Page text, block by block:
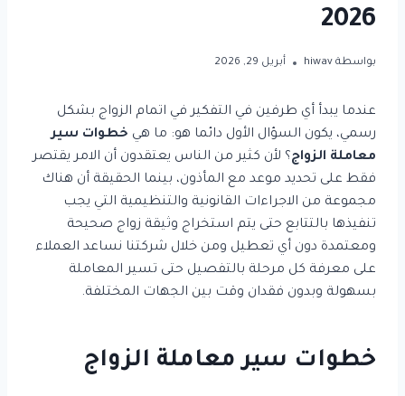
2026
بواسطة hiwav أبريل 29, 2026
عندما يبدأ أي طرفين في التفكير في اتمام الزواج بشكل
رسمي، يكون السؤال الأول دائما هو: ما هي خطوات سير
معاملة الزواج؟ لأن كثير من الناس يعتقدون أن الامر يقتصر
فقط على تحديد موعد مع المأذون، بينما الحقيقة أن هناك
مجموعة من الاجراءات القانونية والتنظيمية التي يجب
تنفيذها بالتتابع حتى يتم استخراج وثيقة زواج صحيحة
ومعتمدة دون أي تعطيل ومن خلال شركتنا نساعد العملاء
على معرفة كل مرحلة بالتفصيل حتى تسير المعاملة
بسهولة وبدون فقدان وقت بين الجهات المختلفة.
خطوات سير معاملة الزواج